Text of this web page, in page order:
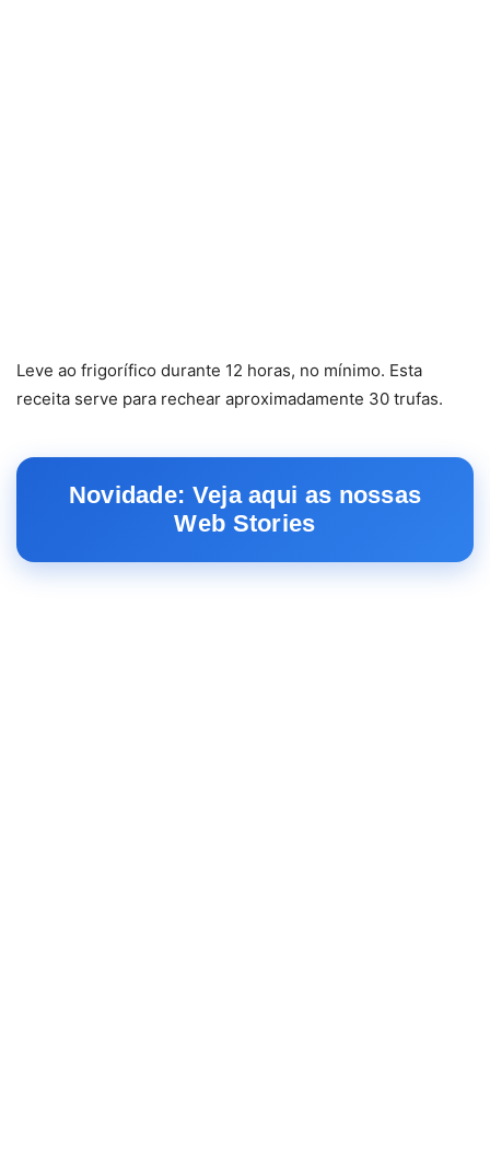
Leve ao frigorífico durante 12 horas, no mínimo. Esta
receita serve para rechear aproximadamente 30 trufas.
Novidade: Veja aqui as nossas
Web Stories